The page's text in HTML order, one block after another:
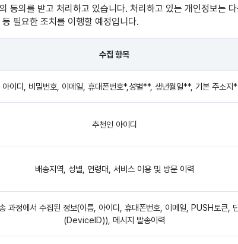
동의를 받고 처리하고 있습니다. 처리하고 있는 개인정보는
등 필요한 조치를 이행할 예정입니다.
수집 항목
아이디, 비밀번호, 이메일, 휴대폰번호*,성별**, 생년월일**, 기본 주소
추천인 아이디
배송지역, 성별, 연령대, 서비스 이용 및 방문 이력
과정에서 수집된 정보(이름, 아이디, 휴대폰번호, 이메일, PUSH토큰,
(DeviceID)), 메시지 발송이력